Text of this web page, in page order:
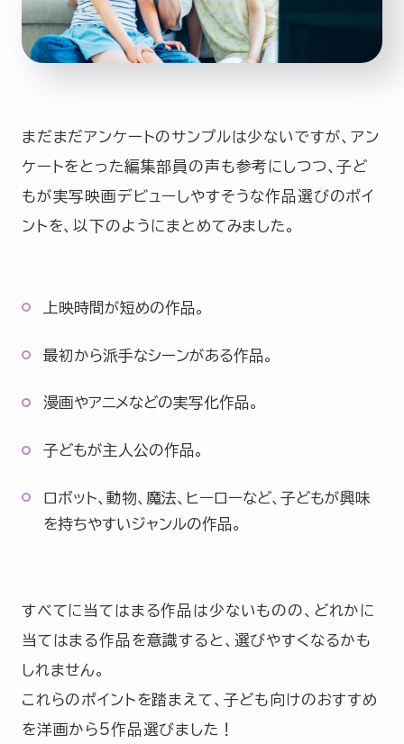
まだまだアンケートのサンプルは少ないですが、アン
ケートをとった編集部員の声も参考にしつつ、子ど
もが実写映画デビューしやすそうな作品選びのポイ
ントを、以下のようにまとめてみました。
上映時間が短めの作品。
最初から派手なシーンがある作品。
漫画やアニメなどの実写化作品。
子どもが主人公の作品。
ロボット、動物、魔法、ヒーローなど、子どもが興味
を持ちやすいジャンルの作品。
すべてに当てはまる作品は少ないものの、どれかに
当てはまる作品を意識すると、選びやすくなるかも
しれません。
これらのポイントを踏まえて、子ども向けのおすすめ
を洋画から5作品選びました！